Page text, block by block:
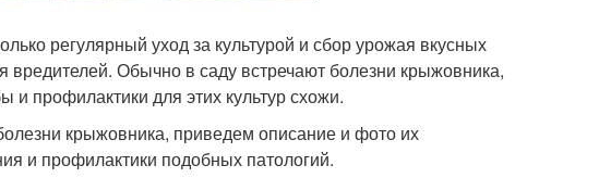
регулярный уход за культурой и сбор урожая вкусных
вредителей. Обычно в саду встречают болезни крыжовника,
профилактики для этих культур схожи.
крыжовника, приведем описание и фото их
и профилактики подобных патологий.